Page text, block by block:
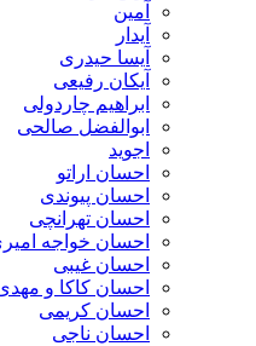
آیسا حیدری
آیکان رفیعی
ابراهیم چاردولی
ابوالفضل صالحی
احسان اراتو
احسان پیوندی
احسان تهرانچی
احسان خواجه امیری
احسان غیبی
احسان کاکا و مهدی کاکازاده
احسان کریمی
احسان ناجی